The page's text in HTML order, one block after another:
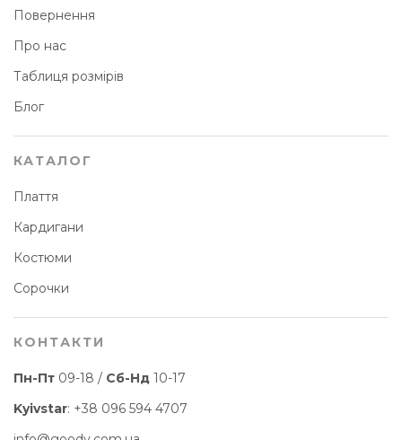
Повернення
Про нас
Таблиця розмірів
Блог
КАТАЛОГ
Плаття
Кардигани
Костюми
Сорочки
КОНТАКТИ
Пн-Пт 09-18 / Сб-Нд 10-17
Kyivstar: +38 096 594 4707